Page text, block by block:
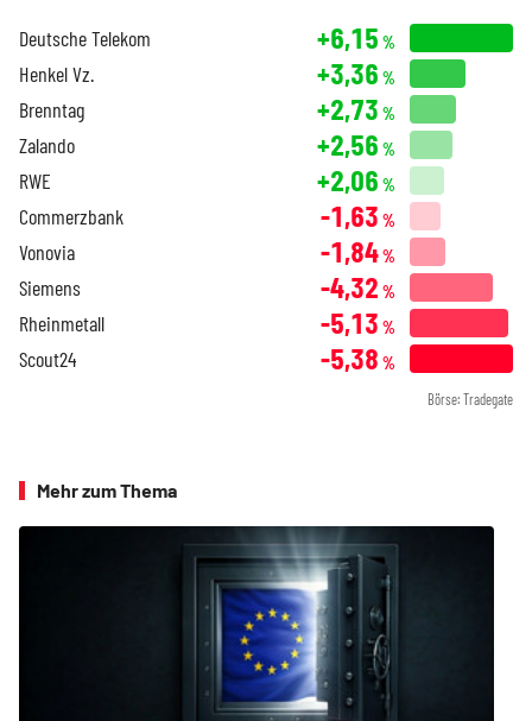
Deutsche Telekom +6,15 %
Henkel Vz. +3,36 %
Brenntag +2,73 %
Zalando +2,56 %
RWE +2,06 %
Commerzbank -1,63 %
Vonovia -1,84%
Siemens -4,32 %
Rheinmetall -5,13 %
Scout24 -5,38 %
Börse: Tradegate
Mehr zum Thema